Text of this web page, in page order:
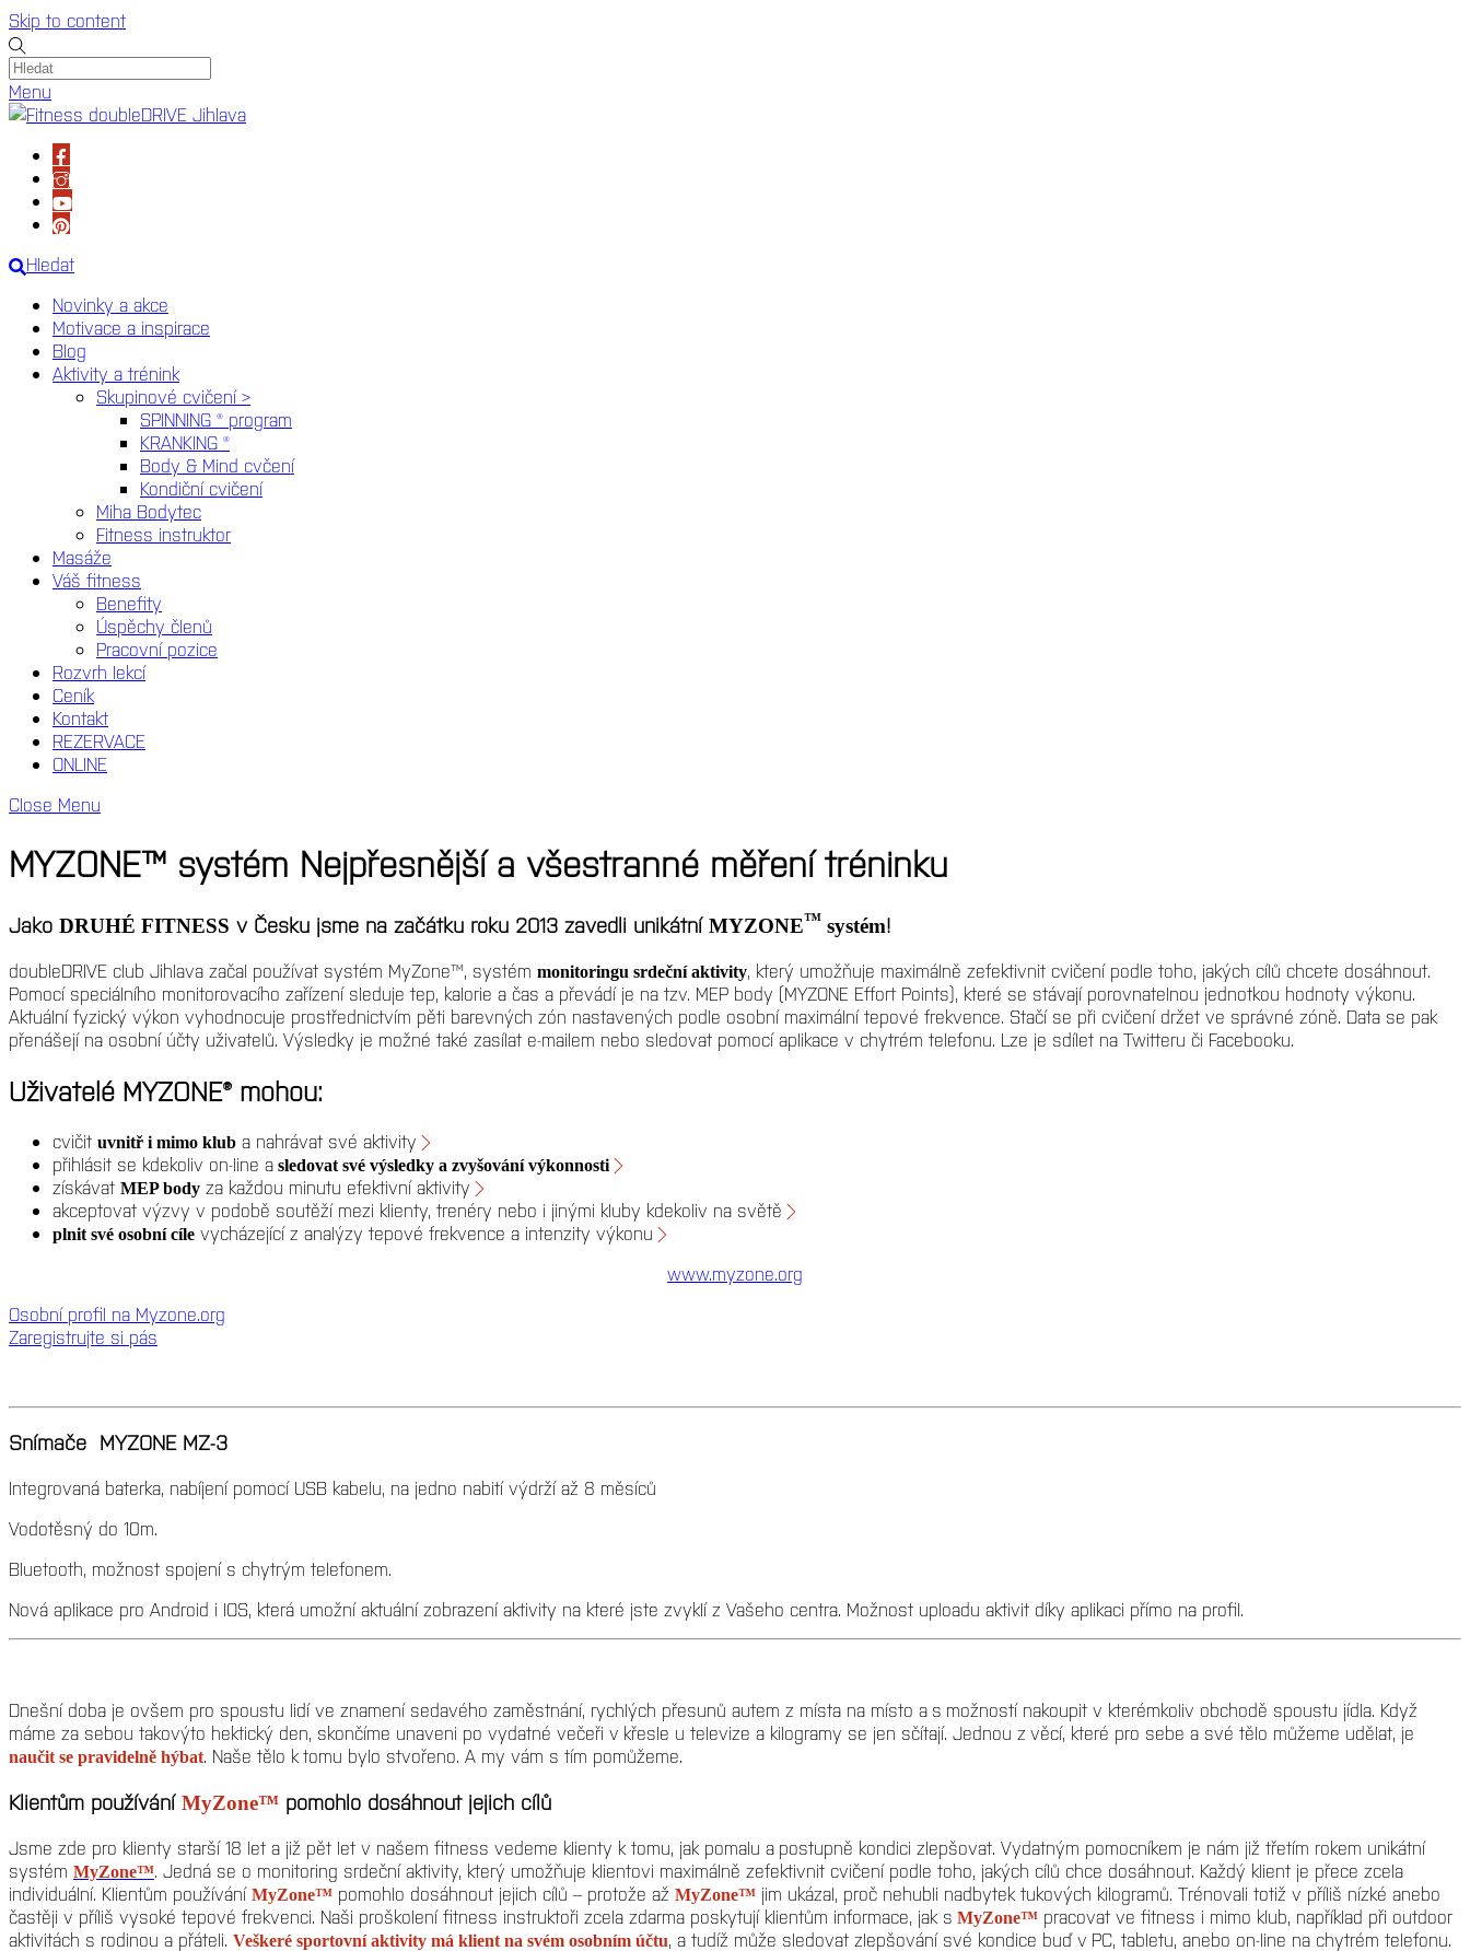
Skip to content
Menu
Hledat
Novinky a akce
Motivace a inspirace
Blog
Aktivity a trénink
Skupinové cvičení >
SPINNING ® program
KRANKING ®
Body & Mind cvčení
Kondiční cvičení
Miha Bodytec
Fitness instruktor
Masáže
Váš fitness
Benefity
Úspěchy členů
Pracovní pozice
Rozvrh lekcí
Ceník
Kontakt
REZERVACE
ONLINE
Close Menu
MYZONE™ systém Nejpřesnější a všestranné měření tréninku
Jako DRUHÉ FITNESS v Česku jsme na začátku roku 2013 zavedli unikátní MYZONE™ systém!
doubleDRIVE club Jihlava začal používat systém MyZone™, systém monitoringu srdeční aktivity , který umožňuje maximálně zefektivnit cvičení podle toho, jakých cílů chcete dosáhnout.
Pomocí speciálního monitorovacího zařízení sleduje tep, kalorie a čas a převádí je na tzv. MEP body (MYZONE Effort Points), které se stávají porovnatelnou jednotkou hodnoty výkonu.
Aktuální fyzický výkon vyhodnocuje prostřednictvím pěti barevných zón nastavených podle osobní maximální tepové frekvence. Stačí se při cvičení držet ve správné zóně. Data se pak
přenášejí na osobní účty uživatelů. Výsledky je možné také zasílat e-mailem nebo sledovat pomocí aplikace v chytrém telefonu. Lze je sdílet na Twitteru či Facebooku.
Uživatelé MYZONE® mohou:
cvičit uvnitř i mimo klub a nahrávat své aktivity
přihlásit se kdekoliv on-line a sledovat své výsledky a zvyšování výkonnosti
získávat MEP body za každou minutu efektivní aktivity
akceptovat výzvy v podobě soutěží mezi klienty, trenéry nebo i jinými kluby kdekoliv na světě
plnit své osobní cíle vycházející z analýzy tepové frekvence a intenzity výkonu
www.myzone.org
Osobní profil na Myzone.org
Zaregistrujte si pás
Snímače MYZONE MZ-3
Integrovaná baterka, nabíjení pomocí USB kabelu, na jedno nabití výdrží až 8 měsíců
Vodotěsný do 10m.
Bluetooth, možnost spojení s chytrým telefonem.
Nová aplikace pro Android i IOS, která umožní aktuální zobrazení aktivity na které jste zvyklí z Vašeho centra. Možnost uploadu aktivit díky aplikaci přímo na profil.
Dnešní doba je ovšem pro spoustu lidí ve znamení sedavého zaměstnání, rychlých přesunů autem z místa na místo a s možností nakoupit v kterémkoliv obchodě spoustu jídla. Když
máme za sebou takovýto hektický den, skončíme unaveni po vydatné večeři v křesle u televize a kilogramy se jen sčítají. Jednou z věcí, které pro sebe a své tělo můžeme udělat, je
naučit se pravidelně hýbat. Naše tělo k tomu bylo stvořeno. A my vám s tím pomůžeme.
Klientům používání MyZone™ pomohlo dosáhnout jejich cílů
Jsme zde pro klienty starší 18 let a již pět let v našem fitness vedeme klienty k tomu, jak pomalu a postupně kondici zlepšovat. Vydatným pomocníkem je nám již třetím rokem unikátní
systém MyZone™ . Jedná se o monitoring srdeční aktivity, který umožňuje klientovi maximálně zefektivnit cvičení podle toho, jakých cílů chce dosáhnout. Každý klient je přece zcela
individuální. Klientům používání MyZone™ pomohlo dosáhnout jejich cílů – protože až MyZone™ jim ukázal, proč nehubli nadbytek tukových kilogramů. Trénovali totiž v příliš nízké anebo
častěji v příliš vysoké tepové frekvenci. Naši proškolení fitness instruktoři zcela zdarma poskytují klientům informace, jak s MyZone™ pracovat ve fitness i mimo klub, například při outdoor
aktivitách s rodinou a přáteli. Veškeré sportovní aktivity má klient na svém osobním účtu , a tudíž může sledovat zlepšování své kondice buď v PC, tabletu, anebo on-line na chytrém telefonu.